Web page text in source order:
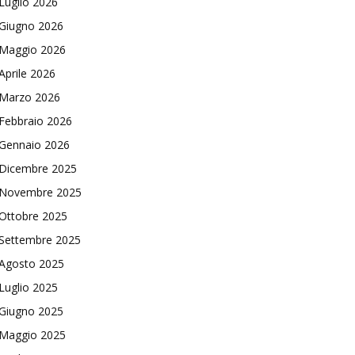
2026
2026
2026
2026
2026
2026
2025
2025
2025
2025
2025
2025
2025
2025